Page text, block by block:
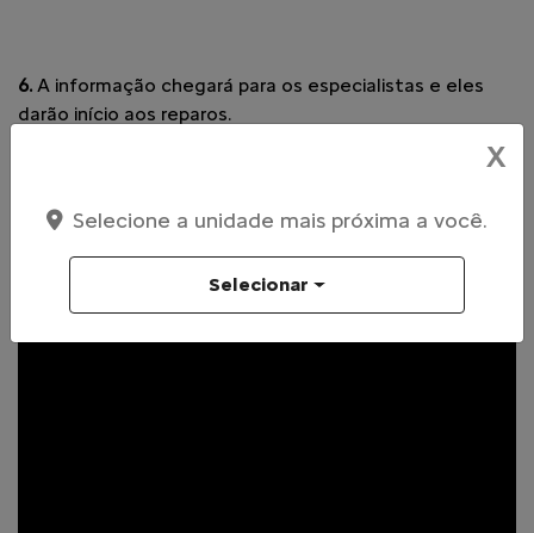
6. A informação chegará para os especialistas e eles
darão início aos reparos.
X
Selecione a unidade mais próxima a você.
Selecionar